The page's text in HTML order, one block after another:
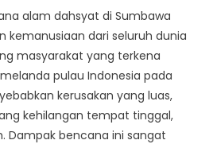
alam dahsyat di Sumbawa
kemanusiaan dari seluruh dunia
masyarakat yang terkena
pulau Indonesia pada
kerusakan yang luas,
kehilangan tempat tinggal,
Dampak bencana ini sangat